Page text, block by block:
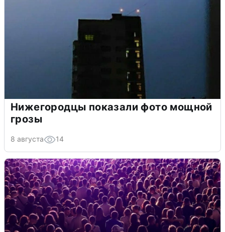
Нижегородцы показали фото мощной
грозы
8 августа 14